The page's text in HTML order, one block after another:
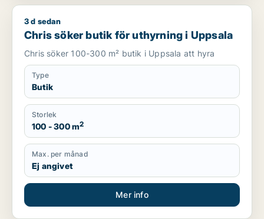
Chris söker butik för uthyrning i Uppsala
3 d sedan
Chris söker butik för uthyrning i Uppsala
Chris söker 100-300 m² butik i Uppsala att hyra
Type
Butik
Storlek
100 - 300 m2
Max. per månad
Ej angivet
Mer info